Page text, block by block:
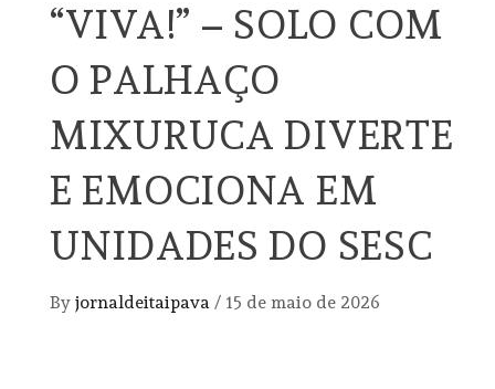
“VIVA!” – SOLO COM
O PALHAÇO
MIXURUCA DIVERTE
E EMOCIONA EM
UNIDADES DO SESC
By jornaldeitaipava / 15 de maio de 2026